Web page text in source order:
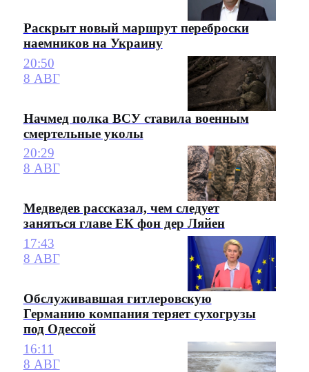
Раскрыт новый маршрут переброски
наемников на Украину
20:50
8 АВГ
Начмед полка ВСУ ставила военным
смертельные уколы
20:29
8 АВГ
Медведев рассказал, чем следует
заняться главе ЕК фон дер Ляйен
17:43
8 АВГ
Обслуживавшая гитлеровскую
Германию компания теряет сухогрузы
под Одессой
16:11
8 АВГ